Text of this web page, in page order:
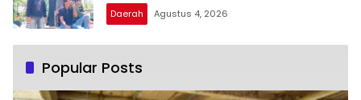
Daerah Agustus 4, 2026
Popular Posts